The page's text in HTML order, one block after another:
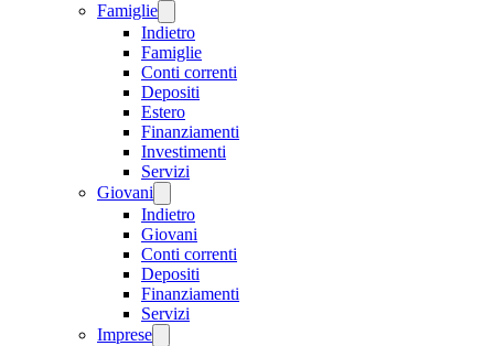
Famiglie
Indietro
Famiglie
Conti correnti
Depositi
Estero
Finanziamenti
Investimenti
Servizi
Giovani
Indietro
Giovani
Conti correnti
Depositi
Finanziamenti
Servizi
Imprese